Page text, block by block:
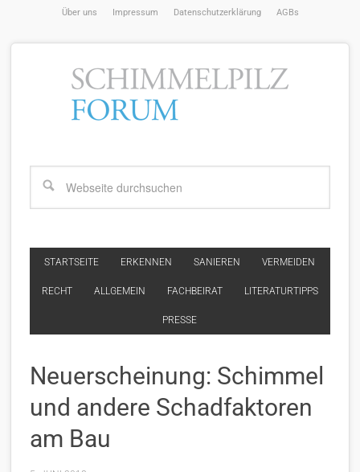
Über uns Impressum Datenschutzerklärung AGBs
STARTSEITE ERKENNEN SANIEREN VERMEIDEN
RECHT ALLGEMEIN FACHBEIRAT LITERATURTIPPS
PRESSE
Neuerscheinung: Schimmel
und andere Schadfaktoren
am Bau